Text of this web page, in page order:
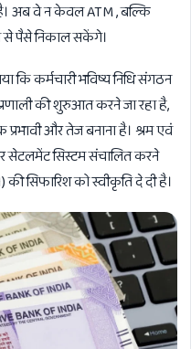
अब वे न केवल ATM , बल्कि
पैसे निकाल सकेंगे।
कि कर्मचारी भविष्य निधि संगठन
की शुरुआत करने जा रहा है,
प्रभावी और तेज बनाना है। श्रम एवं
सेटलमेंट सिस्टम संचालित करने
की सिफारिश को स्वीकृति दे दी है।